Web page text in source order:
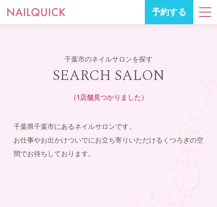
予約する
千葉市のネイルサロンを探す
SEARCH SALON
（1店舗見つかりました）
千葉県千葉市にあるネイルサロンです。
お仕事やお出かけついでにお立ち寄りいただけるくつろぎの空
間でお待ちしております。